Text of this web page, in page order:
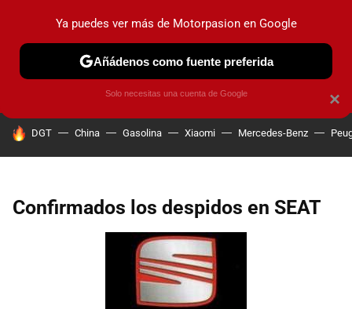
PRUEBAS COCHES ELÉCTRICOS OBSERVATORIO
HOY SE HABLA DE
DGT China Gasolina Xiaomi Mercedes-Benz
Confirmados los despidos en SEAT
×
Ya puedes ver más de Motorpasion en Google
Añádenos como fuente preferida
Solo necesitas una cuenta de Google